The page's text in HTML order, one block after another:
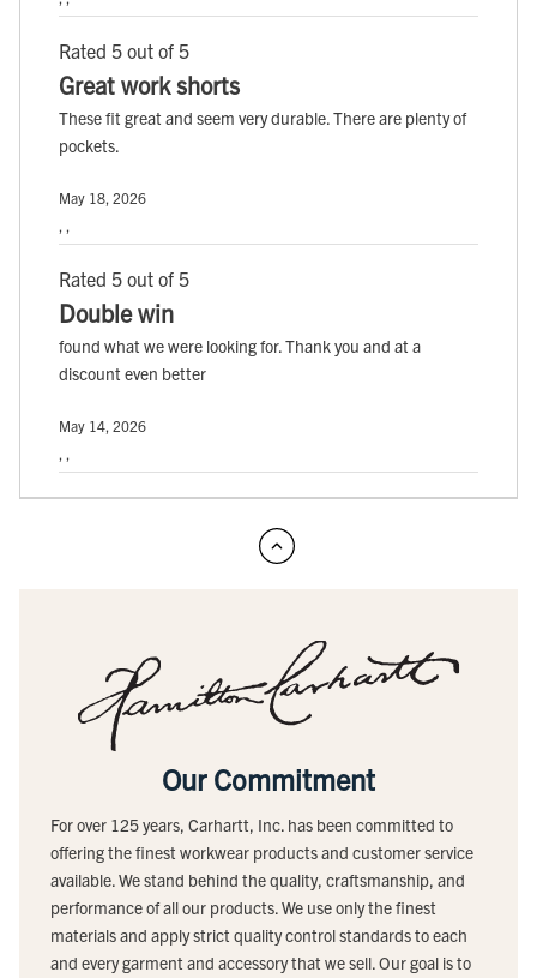
Rated 5 out of 5
Great work shorts
These fit great and seem very durable. There are plenty of
pockets.
May 18, 2026
Rated 5 out of 5
Double win
found what we were looking for. Thank you and at a
discount even better
May 14, 2026
Our Commitment
For over 125 years, Carhartt, Inc. has been committed to
offering the finest workwear products and customer service
available. We stand behind the quality, craftsmanship, and
performance of all our products. We use only the finest
materials and apply strict quality control standards to each
and every garment and accessory that we sell. Our goal is to